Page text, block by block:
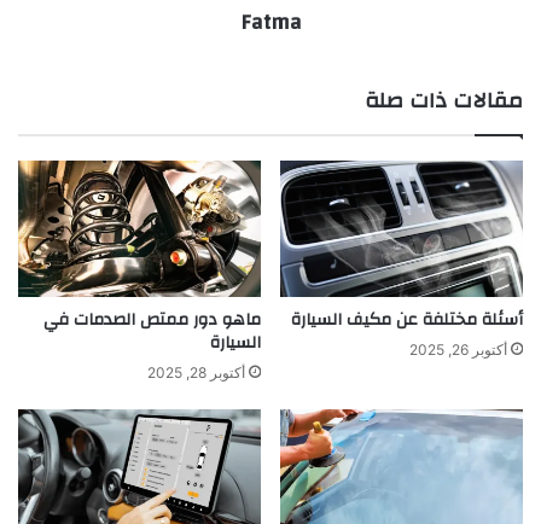
Fatma
مقالات ذات صلة
أسئلة مختلفة عن مكيف السيارة
أكتوبر 26, 2025
ماهو دور ممتص الصدمات في
السيارة
أكتوبر 28, 2025